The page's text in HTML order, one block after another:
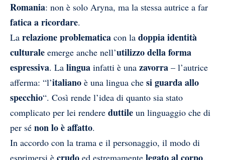
Romania: non è solo Aryna, ma la stessa autrice a far
fatica a ricordare.
La relazione problematica con la doppia identità
culturale emerge anche nell’utilizzo della forma
espressiva. La lingua infatti è una zavorra – l’autrice
afferma: “l’italiano è una lingua che si guarda allo
specchio“. Così rende l’idea di quanto sia stato
complicato per lei rendere duttile un linguaggio che di
per sé non lo è affatto.
In accordo con la trama e il personaggio, il modo di
esprimersi è
ed estremamente
.